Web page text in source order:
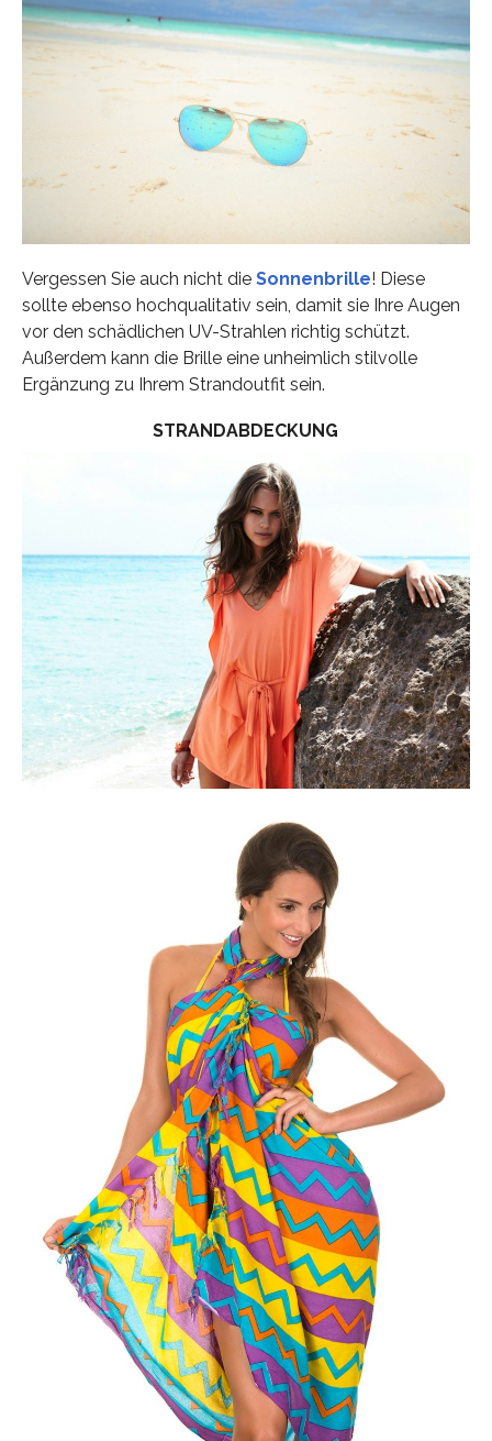
Vergessen Sie auch nicht die Sonnenbrille! Diese
sollte ebenso hochqualitativ sein, damit sie Ihre Augen
vor den schädlichen UV-Strahlen richtig schützt.
Außerdem kann die Brille eine unheimlich stilvolle
Ergänzung zu Ihrem Strandoutfit sein.
STRANDABDECKUNG